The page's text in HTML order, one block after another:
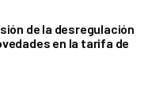
de la desregulación
en la tarifa de